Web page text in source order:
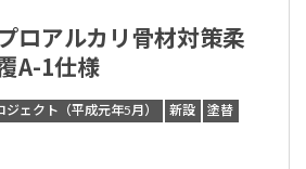
ロアルカリ骨材対策柔
A-1仕様
ェクト（平成元年5月） 新設
塗替